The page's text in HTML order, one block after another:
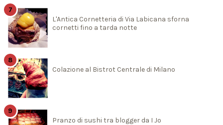
L'Antica Cornetteria di Via Labicana sforna
cornetti fino a tarda notte
Colazione al Bistrot Centrale di Milano
Pranzo di sushi tra blogger da I Jo